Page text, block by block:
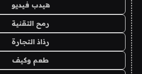
هيدب فيديو
رمح التقنية
رذاذ التجارة
طعم وكيف